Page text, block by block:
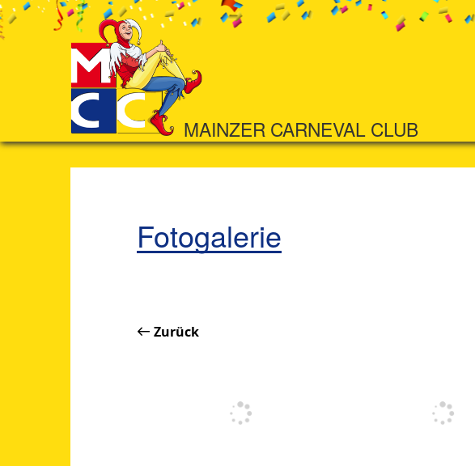
MAINZER CARNEVAL CLUB
Fotogalerie
Zurück